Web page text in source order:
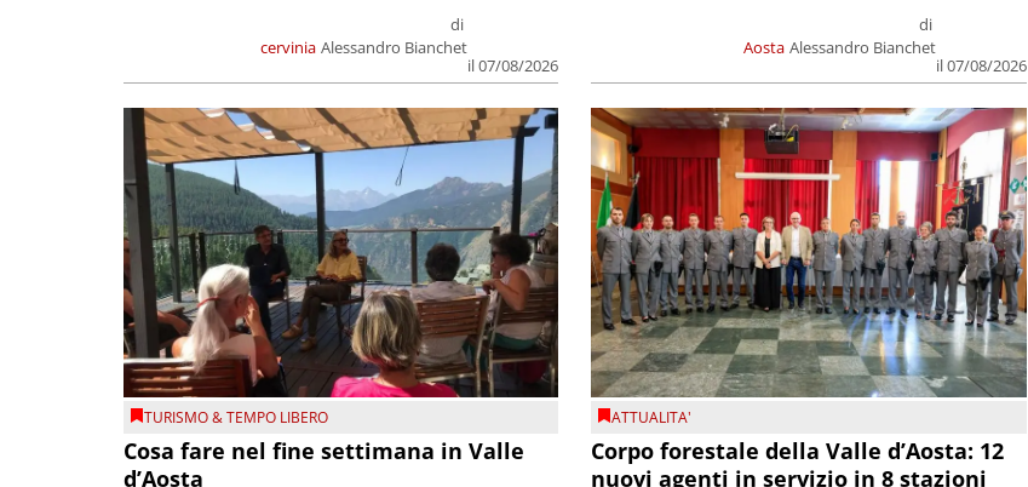
cervinia
di
Alessandro Bianchet
il 07/08/2026
Aosta
di
Alessandro Bianchet
il 07/08/2026
TURISMO & TEMPO LIBERO
Cosa fare nel fine settimana in Valle
d’Aosta
ATTUALITA'
Corpo forestale della Valle d’Aosta: 12
nuovi agenti in servizio in 8 stazioni